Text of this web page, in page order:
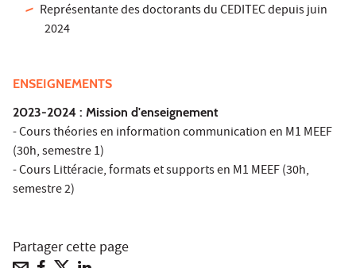
Représentante des doctorants du CEDITEC depuis juin
2024
ENSEIGNEMENTS
2023-2024 : Mission d'enseignement
- Cours théories en information communication en M1 MEEF
(30h, semestre 1)
- Cours Littéracie, formats et supports en M1 MEEF (30h,
semestre 2)
Partager cette page